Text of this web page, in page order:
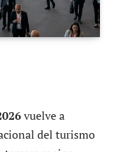
vuelve a
del turismo